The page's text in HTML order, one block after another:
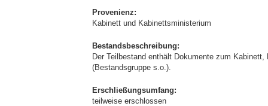
Provenienz:
Kabinett und Kabinettsministerium
Bestandsbeschreibung:
Der Teilbestand enthält Dokumente zum
(Bestandsgruppe s.o.).
Erschließungsumfang:
teilweise erschlossen